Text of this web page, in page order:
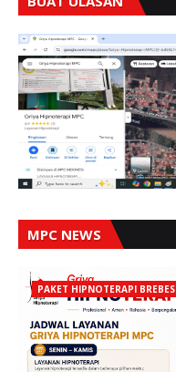
MPC NEWS
PAKET HIPNOTERAPI BREBES